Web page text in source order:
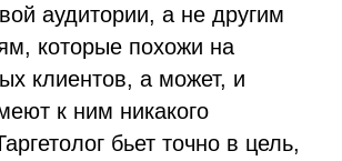
аудитории, а не другим
которые похожи на
клиентов, а может, и
к ним никакого
бьет точно в цель,